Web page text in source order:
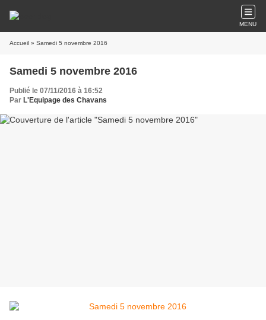
MENU
Accueil » Samedi 5 novembre 2016
Samedi 5 novembre 2016
Publié le 07/11/2016 à 16:52
Par L'Equipage des Chavans